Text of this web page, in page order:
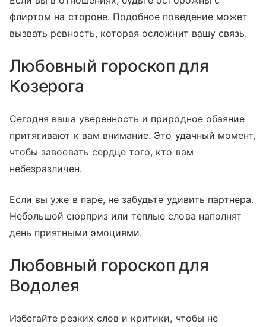
флиртом на стороне. Подобное поведение может
вызвать ревность, которая осложнит вашу связь.
Любовный гороскоп для
Козерога
Сегодня ваша уверенность и природное обаяние
притягивают к вам внимание. Это удачный момент,
чтобы завоевать сердце того, кто вам
небезразличен.
Если вы уже в паре, не забудьте удивить партнера.
Небольшой сюрприз или теплые слова наполнят
день приятными эмоциями.
Любовный гороскоп для
Водолея
Избегайте резких слов и критики, чтобы не